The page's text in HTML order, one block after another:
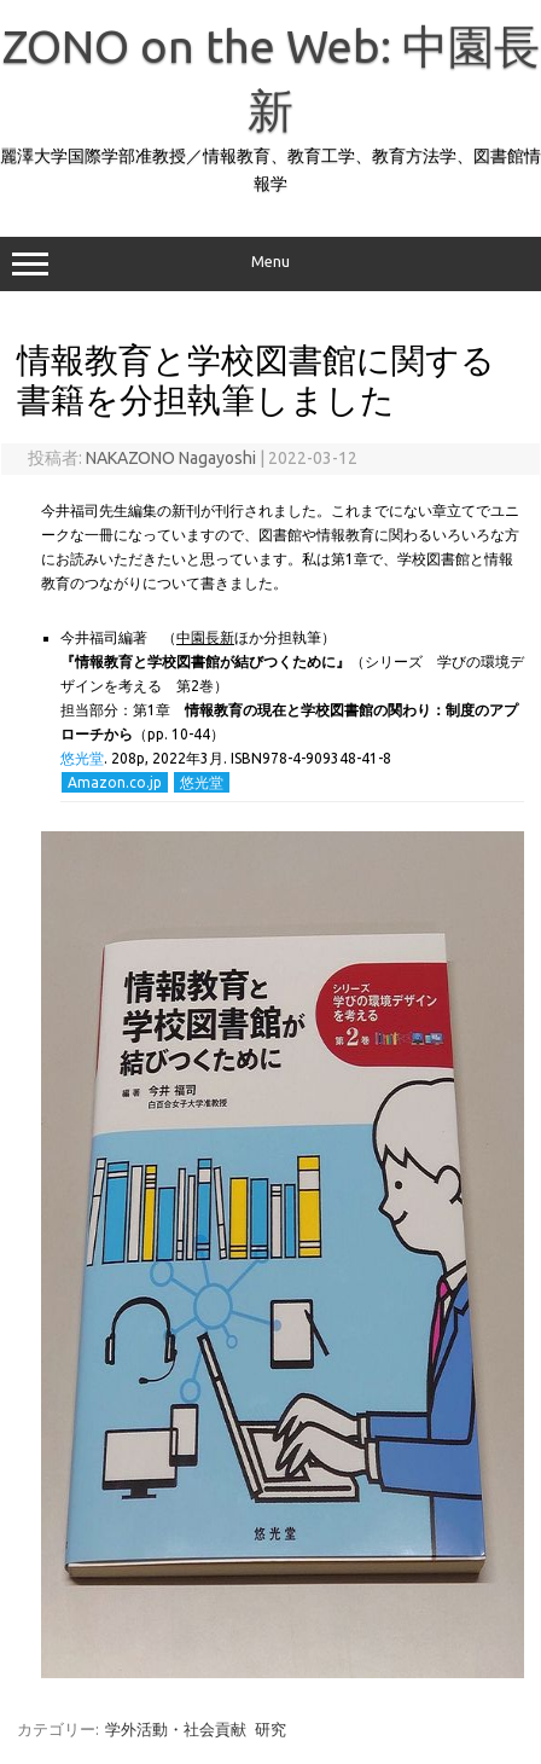
テ
ン
プ
ZONO on the Web: 中園長
新
麗澤大学国際学部准教授／情報教育、教育工学、教育方法学、図書館情
報学
Menu
情報教育と学校図書館に関する
書籍を分担執筆しました
投稿者: NAKAZONO Nagayoshi 2022-03-12
今井福司先生編集の新刊が刊行されました。これまでにない章立てでユニ
ークな一冊になっていますので、図書館や情報教育に関わるいろいろな方
にお読みいただきたいと思っています。私は第1章で、学校図書館と情報
教育のつながりについて書きました。
今井福司編著 （中園長新ほか分担執筆）
『情報教育と学校図書館が結びつくために』
（シリーズ 学びの環境デ
ザインを考える 第2巻）
担当部分：第1章情報教育の現在と学校図書館の関わり：制度のアプ
ローチから （pp. 10-44）
悠光堂. 208p, 2022年3月. ISBN978-4-909348-41-8
Amazon.co.jp
悠光堂
カテゴリー: 学外活動・社会貢献 研究